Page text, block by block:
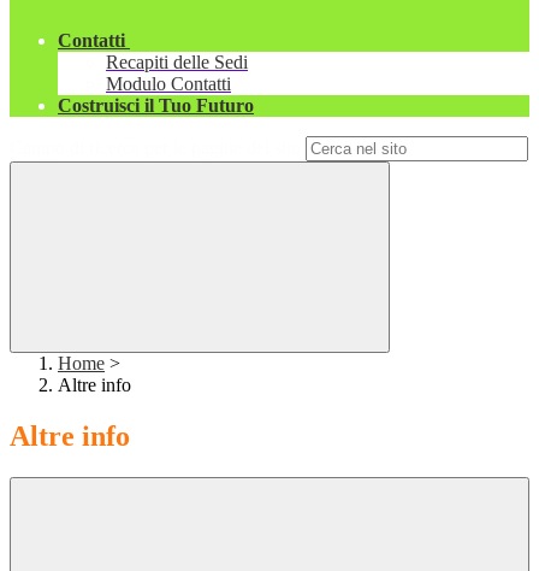
Contatti
Recapiti delle Sedi
Modulo Contatti
Costruisci il Tuo Futuro
Home >
Altre info
Altre info